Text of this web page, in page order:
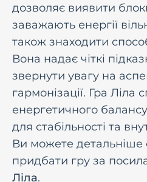
дозволяє виявити
заважають енергії
також знаходити
Вона надає чіткі
звернути увагу на
гармонізації. Гра
енергетичного
для стабільності та
Ви можете детальніше
придбати гру за
Ліла.